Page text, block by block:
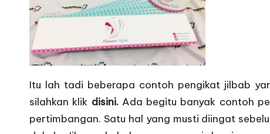
Itu lah tadi beberapa contoh pengikat jilbab
silahkan klik disini.Ada begitu banyak contoh
pertimbangan. Satu hal yang musti diingat